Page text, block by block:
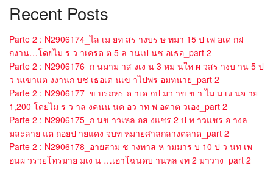
Recent Posts
Parte 2 : N2906174_ไล เม ยท สร างบร ษ ทมา 15 ป เพ อเด กฝ
กงาน…โดยไม ร ว าเครด ต 5 ล านเป นช อเธอ_part 2
Parte 2 : N2906176_ก นมาม าส งเง น 3 หม นให ผ วสร างบ าน 5 ป
ว นเขาแต งงานก บช เธอเด นเข าไปพร อมทนาย_part 2
Parte 2 : N2906177_ข บรถหร ด าเด กป มว าข ข า ไม ม เง นจ าย
1,200 โดยไม ร ว าล งคนน นค อว าท พ อตาต วเอง_part 2
Parte 2 : N2906175_ก นข าวเหล อส งแชร 2 ป ท าวแชร อ างล
มละลาย แต ถอยป ายแดง จบท หมายศาลกลางตลาด_part 2
Parte 2 : N2906178_อายสาม ช างทาส ห ามมาร บ 10 ป ว นท เพ
อนผ วรวยโทรมาย มเง น …เอาโฉนดบ านหล งท 2 มาวาง_part 2